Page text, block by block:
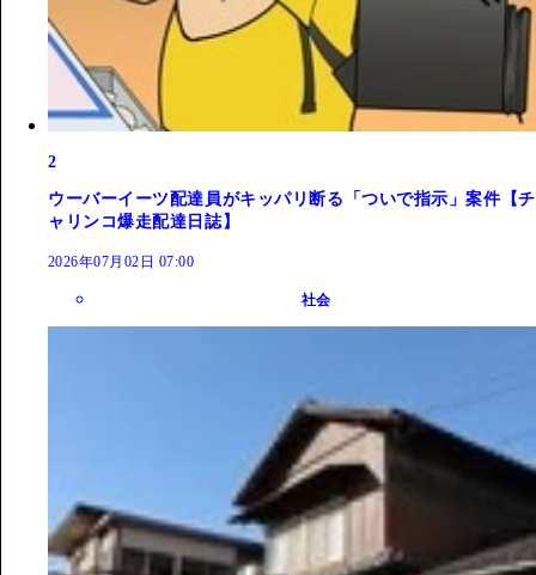
2
ウーバーイーツ配達員がキッパリ断る「ついで指示」案件【チ
ャリンコ爆走配達日誌】
2026年07月02日 07:00
社会